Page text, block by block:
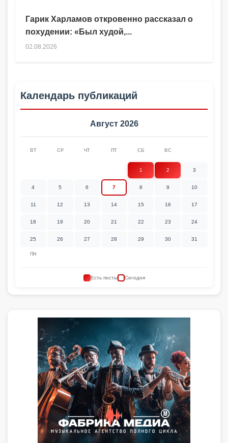
Гарик Харламов откровенно рассказал о
похудении: «Был худой,...
02.08.2026
Календарь публикаций
Август 2026
ПН
ВТ СР ЧТ ПТ СБ ВС
1 2 3
4 5 6 7 8 9 10
11 12 13 14 15 16 17
18 19 20 21 22 23 24
25 26 27 28 29 30 31
Есть посты Сегодня